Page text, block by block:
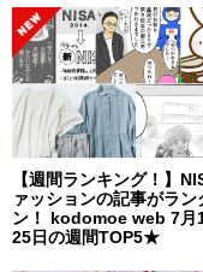
【週間ランキング！】
ァッションの記事がラン
ン！ kodomoe web 7月
25日の週間TOP5★